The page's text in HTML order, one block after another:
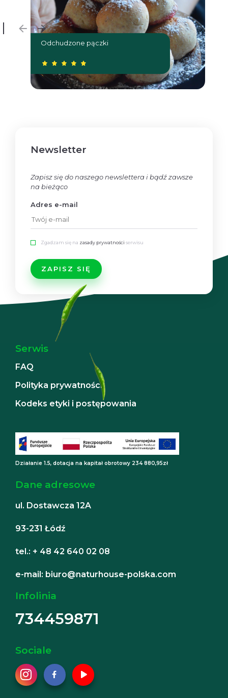
Odchudzone pączki
Newsletter
Zapisz się do naszego newslettera i bądź zawsze
na bieżąco
Adres e-mail
Zgadzam się na zasady prywatności serwisu
Serwis
FAQ
Polityka prywatności
Kodeks etyki i postępowania
Działanie 1.5, dotacja na kapitał obrotowy 234 880,95zł
Dane adresowe
ul. Dostawcza 12A
93-231 Łódź
tel.: + 48 42 640 02 08
e-mail: biuro@naturhouse-polska.com
Infolinia
734459871
Sociale